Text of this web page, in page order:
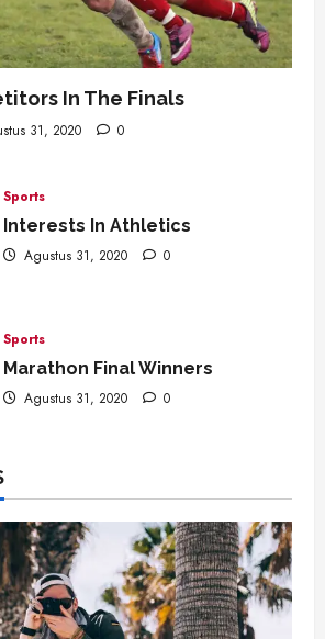
In The Finals
31, 2020 0
Sports
Interests In Athletics
Agustus 31, 2020 0
Sports
Marathon Final Winners
Agustus 31, 2020 0